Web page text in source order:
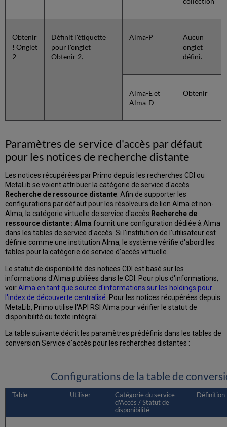
Obtenir
! Onglet
2
Définit l'étiquette
pour l'onglet
Obtenir 2.
Alma-P
Aucun
onglet
défini.
Alma-E et
Alma-D
Obtenir
Paramètres de service d'accès par défaut
pour les notices de recherche distante
Les notices récupérées par Primo depuis les recherches CDI ou
MetaLib se voient attribuer la catégorie de service d'accès
Recherche de ressource distante. Afin de supporter les
configurations par défaut pour les résolveurs de lien Alma et non-
Alma, la catégorie virtuelle de service d'accès Recherche de
ressource distante : Alma fournit une configuration dédiée à Alma
dans les tables de service d'accès. Si l'institution de l'utilisateur est
définie comme une institution Alma, le système vérifie d'abord les
tables pour la catégorie de service d'accès virtuelle.
Le statut de disponibilité des notices CDI est basé sur les
informations d'Alma publiées dans le CDI. Pour plus d'informations,
voirAlma en tant que source d'informations sur les holdings pour
l'index de découverte centralisé. Pour les notices récupérées depuis
MetaLib, Primo utilise l'API RSI Alma pour vérifier le statut de
disponibilité du texte intégral.
La table suivante décrit les paramètres prédéfinis dans les tables de
conversion Service d'accès pour les recherches distantes :
Configurations de la table de
Table Utiliser
Catégorie du service
d'Accès / Statut de
disponibilité
Définition